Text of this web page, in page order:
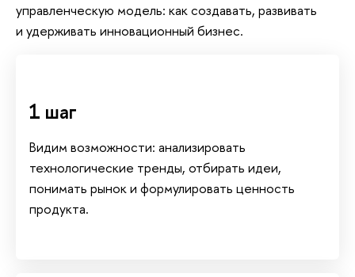
управленческую модель: как создавать, развивать
и удерживать инновационный бизнес.
1 ша
идим возможности: анализировать
технологические тренды, отбирать идеи,
понимать рынок и формулировать ценность
продукта.